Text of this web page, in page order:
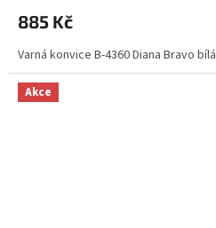
885 Kč
Varná konvice B-4360 Diana Bravo bílá
Akce